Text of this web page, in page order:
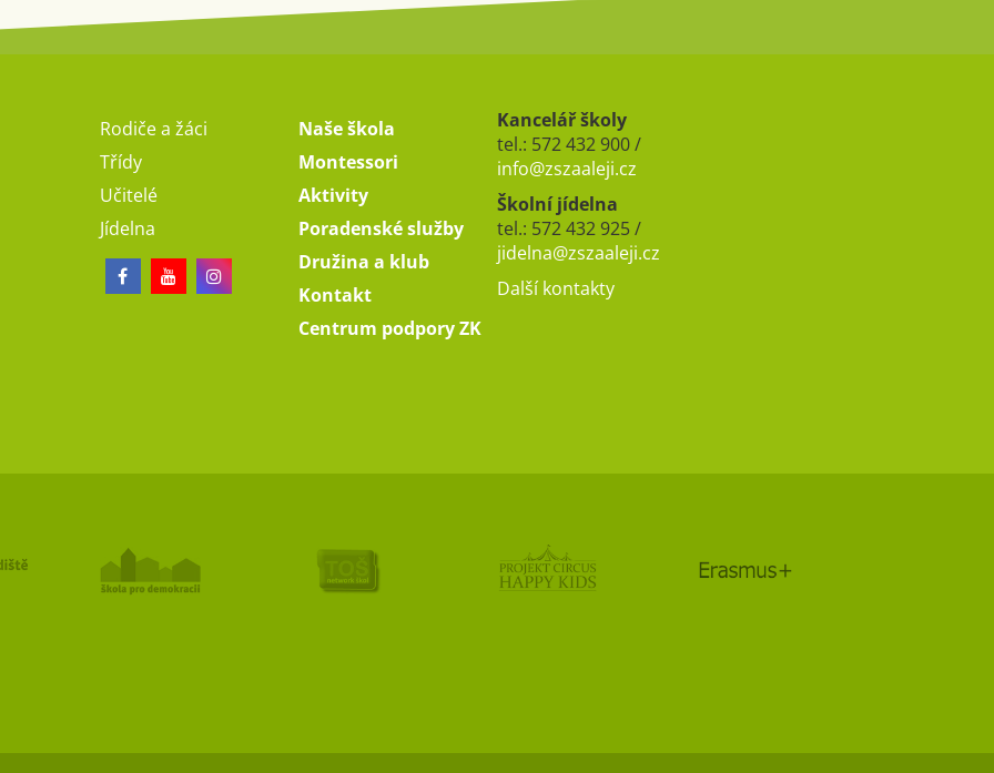
Rodiče a žáci
Třídy
Učitelé
Jídelna
Naše škola
Montessori
Aktivity
Poradenské služby
Družina a klub
Kontakt
Centrum podpory ZK
Kancelář školy
tel.: 572 432 900 /
info@zszaaleji.cz
Školní jídelna
tel.: 572 432 925 /
jidelna@zszaaleji.cz
Další kontakty